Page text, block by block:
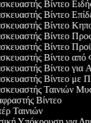
Βίντεο
Βίντεο
Βίντεο
Βίντεο
Βίντεο
Βίντεο από
Βίντεο για
Βίντεο με
Ταινιών
Βίντεο
Ταινιών